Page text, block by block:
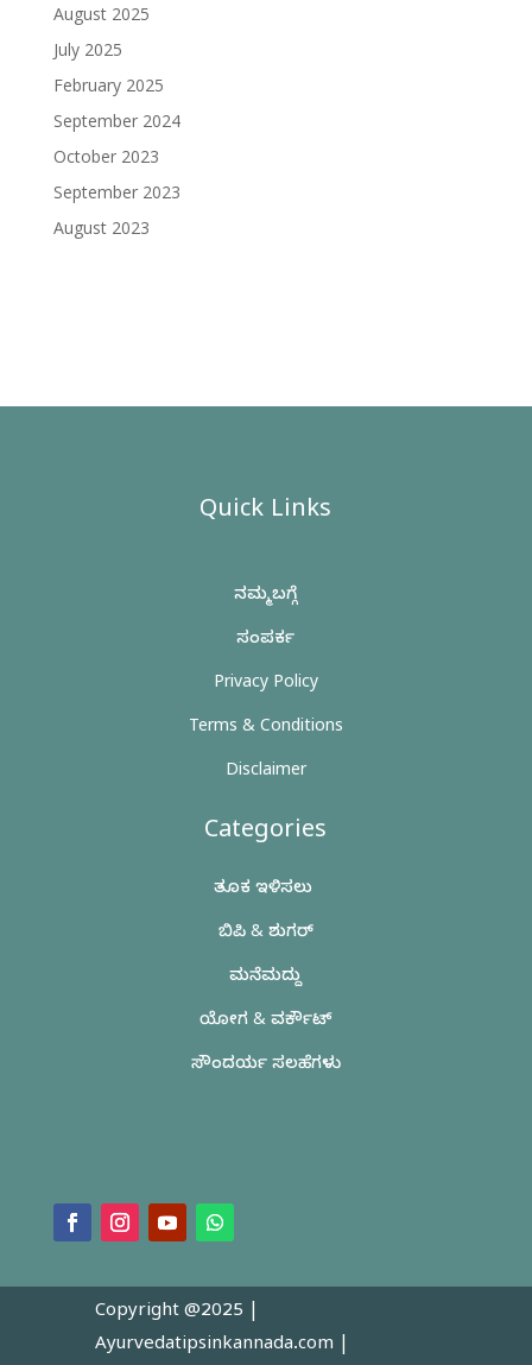
August 2025
July 2025
February 2025
September 2024
October 2023
September 2023
August 2023
Quick Links
ನಮ್ಮ ಬಗ್ಗೆ
ಸಂಪರ್ಕ
Privacy Policy
Terms & Conditions
Disclaimer
Categories
ತೂಕ ಇಳಿಸಲು
ಬಿಪಿ & ಶುಗರ್
ಮನೆಮದ್ದು
ಯೋಗ & ವರ್ಕೌಟ್
ಸೌಂದರ್ಯ ಸಲಹೆಗಳು
Copyright @2025 |
Ayurvedatipsinkannada.com